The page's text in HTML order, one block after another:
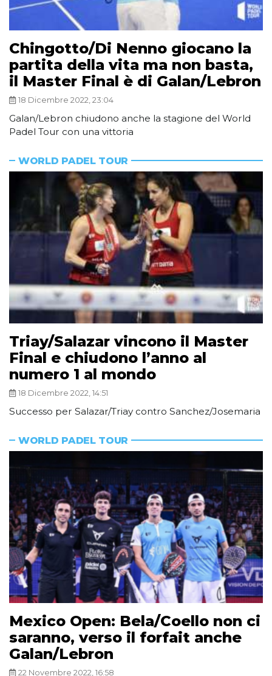
Chingotto/Di Nenno giocano la
partita della vita ma non basta,
il Master Final è di Galan/Lebron
18 Dicembre 2022, 23:04
Galan/Lebron chiudono anche la stagione del World
Padel Tour con una vittoria
WORLD PADEL TOUR
Triay/Salazar vincono il Master
Final e chiudono l’anno al
numero 1 al mondo
18 Dicembre 2022, 14:51
Successo per Salazar/Triay contro Sanchez/Josemaria
WORLD PADEL TOUR
Mexico Open: Bela/Coello non ci
saranno, verso il forfait anche
Galan/Lebron
22 Novembre 2022, 16:58